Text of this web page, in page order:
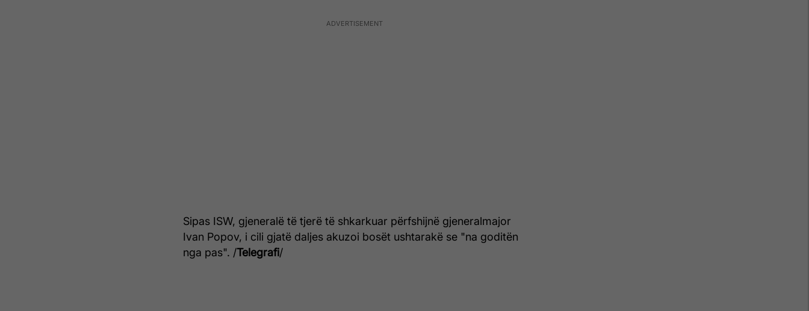
Sipas ISW, gjeneralë të tjerë të shkarkuar përfshijnë gjeneralmajor
Ivan Popov, i cili gjatë daljes akuzoi bosët ushtarakë se "na goditën
nga pas". /Telegrafi/